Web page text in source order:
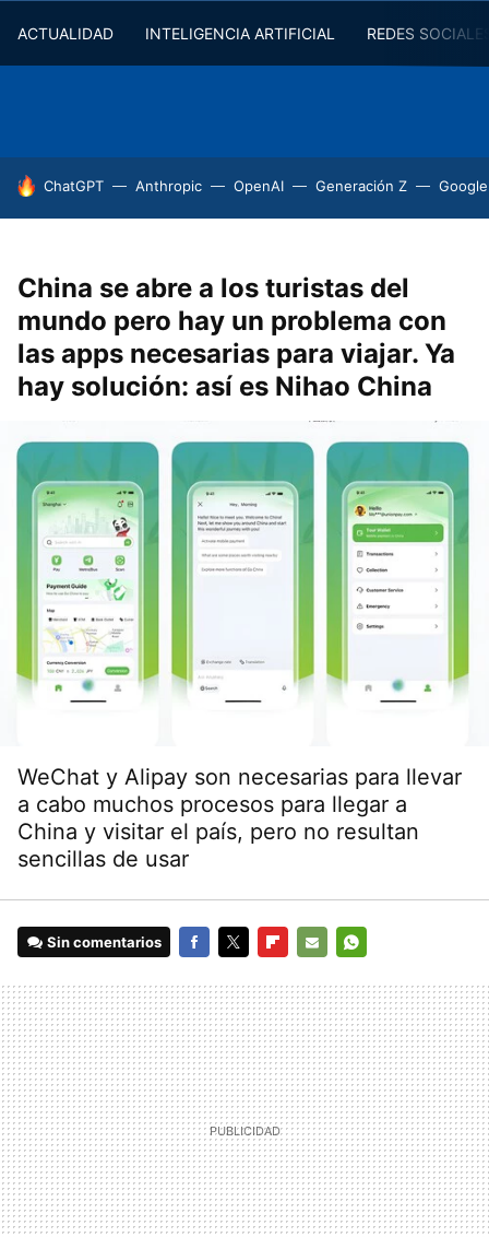
ACTUALIDAD INTELIGENCIA ARTIFICIAL REDES
HOY SE HABLA DE
ChatGPT Anthropic OpenAI Generación Z
China se abre a los turistas del
mundo pero hay un problema con
las apps necesarias para viajar. Ya
hay solución: así es Nihao China
WeChat y Alipay son necesarias para llevar
a cabo muchos procesos para llegar a
China y visitar el país, pero no resultan
sencillas de usar
Sin comentarios
MAIL